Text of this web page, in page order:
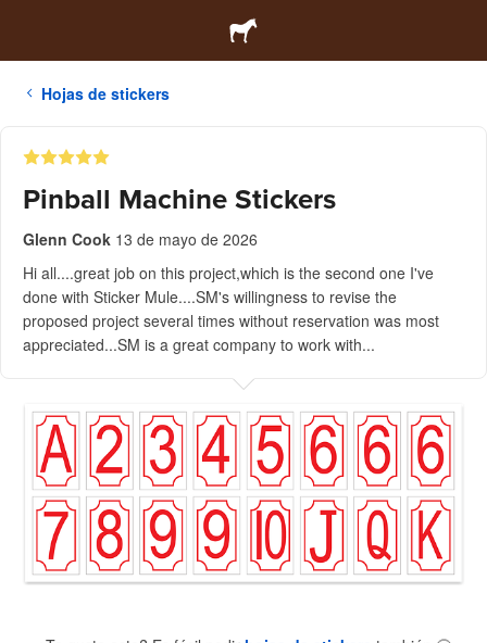
Hojas de stickers
Pinball Machine Stickers
Glenn Cook 13 de mayo de 2026
Hi all....great job on this project,which is the second one I've
done with Sticker Mule....SM's willingness to revise the
proposed project several times without reservation was most
appreciated...SM is a great company to work with...